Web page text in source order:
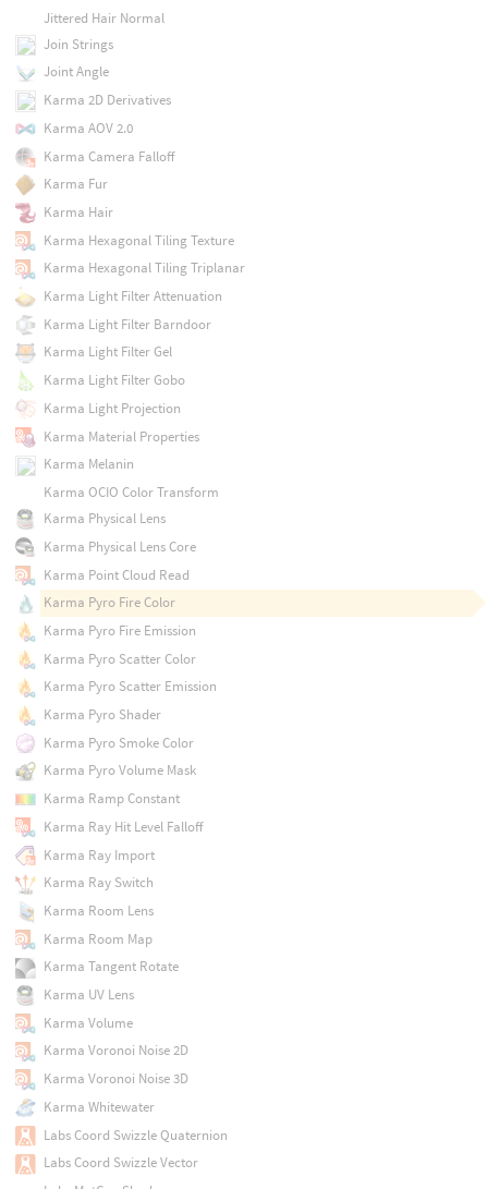
Jittered Hair Normal
Join Strings
Joint Angle
Karma 2D Derivatives
Karma AOV 2.0
Karma Camera Falloff
Karma Fur
Karma Hair
Karma Hexagonal Tiling Texture
Karma Hexagonal Tiling Triplanar
Karma Light Filter Attenuation
Karma Light Filter Barndoor
Karma Light Filter Gel
Karma Light Filter Gobo
Karma Light Projection
Karma Material Properties
Karma Melanin
Karma OCIO Color Transform
Karma Physical Lens
Karma Physical Lens Core
Karma Point Cloud Read
Karma Pyro Fire Color
Karma Pyro Fire Emission
Karma Pyro Scatter Color
Karma Pyro Scatter Emission
Karma Pyro Shader
Karma Pyro Smoke Color
Karma Pyro Volume Mask
Karma Ramp Constant
Karma Ray Hit Level Falloff
Karma Ray Import
Karma Ray Switch
Karma Room Lens
Karma Room Map
Karma Tangent Rotate
Karma UV Lens
Karma Volume
Karma Voronoi Noise 2D
Karma Voronoi Noise 3D
Karma Whitewater
Labs Coord Swizzle Quaternion
Labs Coord Swizzle Vector